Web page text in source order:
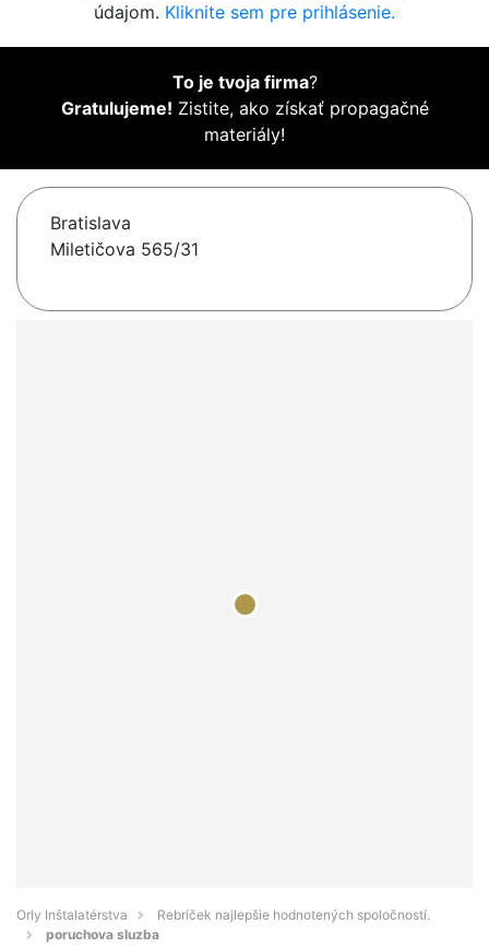
údajom. Kliknite sem pre prihlásenie.
To je tvoja firma?
Gratulujeme! Zistite, ako získať propagačné
materiály!
Bratislava
Miletičova 565/31
Orly Inštalatérstva
Rebríček najlepšie hodnotených spoločností.
poruchova sluzba